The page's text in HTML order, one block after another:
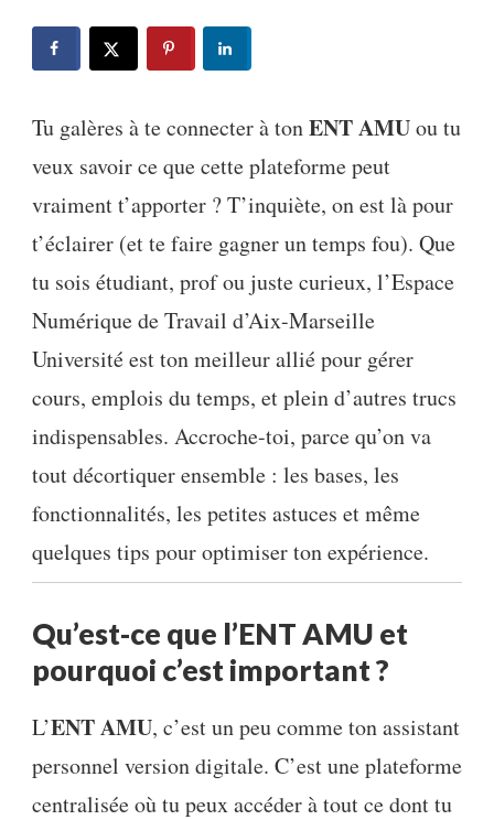
Tu galères à te connecter à tonENT AMUou tu
veux savoir ce que cette plateforme peut
vraiment t’apporter ? T’inquiète, on est là pour
t’éclairer (et te faire gagner un temps fou). Que
tu sois étudiant, prof ou juste curieux, l’Espace
Numérique de Travail d’Aix-Marseille
Université est ton meilleur allié pour gérer
cours, emplois du temps, et plein d’autres trucs
indispensables. Accroche-toi, parce qu’on va
tout décortiquer ensemble : les bases, les
fonctionnalités, les petites astuces et même
quelques tips pour optimiser ton expérience.
Qu’est-ce que l’ENT AMU et
pourquoi c’est important ?
L’ENT AMU, c’est un peu comme ton assistant
personnel version digitale. C’est une plateforme
centralisée où tu peux accéder à tout ce dont tu